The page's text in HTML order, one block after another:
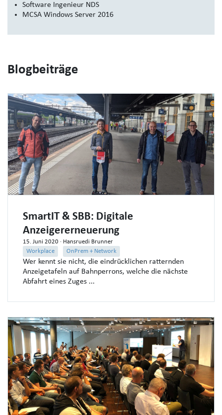
Software Ingenieur NDS
MCSA Windows Server 2016
Blogbeiträge
SmartIT & SBB: Digitale
Anzeigererneuerung
15. Juni 2020 · Hansruedi Brunner
Workplace
OnPrem + Network
Wer kennt sie nicht, die eindrücklichen ratternden
Anzeigetafeln auf Bahnperrons, welche die nächste
Abfahrt eines Zuges ...